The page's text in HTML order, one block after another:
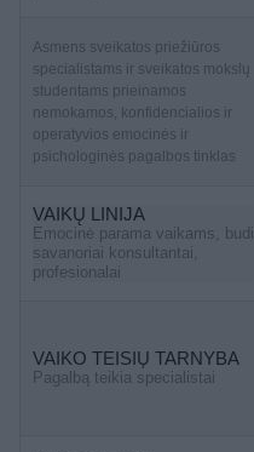
Asmens sveikatos priežiūros
specialistams ir sveikatos mokslų
studentams prieinamos
nemokamos, konfidencialios ir
operatyvios emocinės ir
psichologinės pagalbos tinklas
VAIKŲ LINIJA
Emocinė parama vaikams, budi
savanoriai konsultantai,
profesionalai
VAIKO TEISIŲ TARNYBA
Pagalbą teikia specialistai